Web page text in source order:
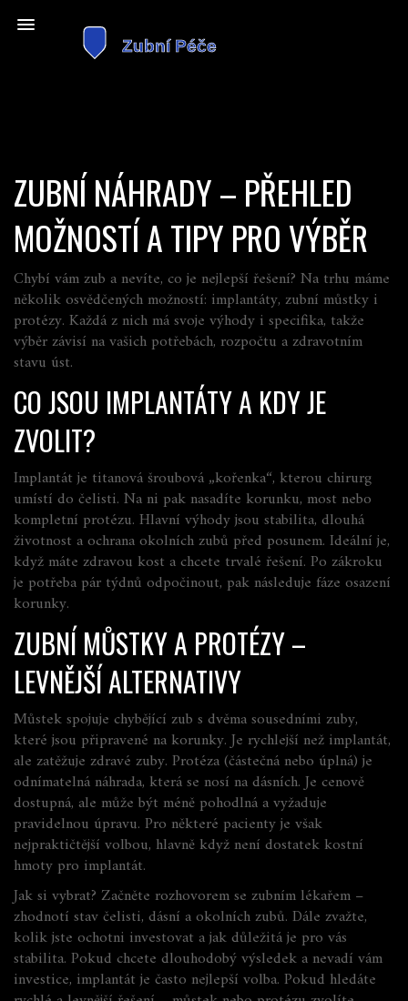
ZUBNÍ NÁHRADY – PŘEHLED
MOŽNOSTÍ A TIPY PRO VÝBĚR
Chybí vám zub a nevíte, co je nejlepší řešení? Na trhu máme
několik osvědčených možností: implantáty, zubní můstky i
protézy. Každá z nich má svoje výhody i specifika, takže
výběr závisí na vašich potřebách, rozpočtu a zdravotním
stavu úst.
CO JSOU IMPLANTÁTY A KDY JE
ZVOLIT?
Implantát je titanová šroubová „kořenka“, kterou chirurg
umístí do čelisti. Na ni pak nasadíte korunku, most nebo
kompletní protézu. Hlavní výhody jsou stabilita, dlouhá
životnost a ochrana okolních zubů před posunem. Ideální je,
když máte zdravou kost a chcete trvalé řešení. Po zákroku
je potřeba pár týdnů odpočinout, pak následuje fáze osazení
korunky.
ZUBNÍ MŮSTKY A PROTÉZY –
LEVNĚJŠÍ ALTERNATIVY
Můstek spojuje chybějící zub s dvěma sousedními zuby,
které jsou připravené na korunky. Je rychlejší než implantát,
ale zatěžuje zdravé zuby. Protéza (částečná nebo úplná) je
odnímatelná náhrada, která se nosí na dásních. Je cenově
dostupná, ale může být méně pohodlná a vyžaduje
pravidelnou úpravu. Pro některé pacienty je však
nejpraktičtější volbou, hlavně když není dostatek kostní
hmoty pro implantát.
Jak si vybrat? Začněte rozhovorem se zubním lékařem –
zhodnotí stav čelisti, dásní a okolních zubů. Dále zvažte,
kolik jste ochotni investovat a jak důležitá je pro vás
stabilita. Pokud chcete dlouhodobý výsledek a nevadí vám
investice, implantát je často nejlepší volba. Pokud hledáte